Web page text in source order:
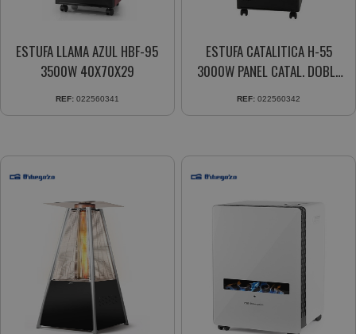
ESTUFA LLAMA AZUL HBF-95
3500W 40X70X29
REF: 022560341
ESTUFA CATALITICA H-55
3000W PANEL CATAL. DOBLE
REF: 022560342